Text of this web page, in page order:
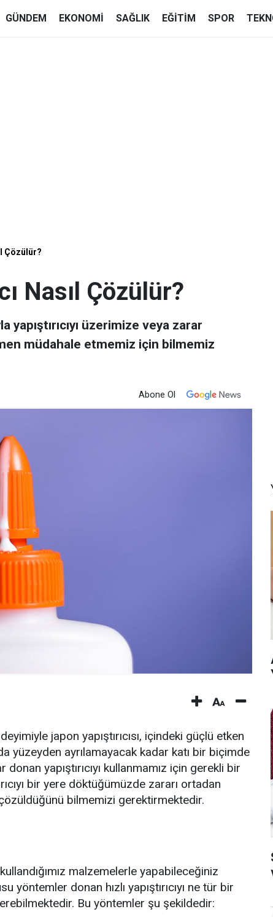
GÜNDEM EKONOMI SAĞLIK EĞITIM SPOR
Çözülür?
Nasıl Çözülür?
yapıştırıcıyı üzerimize veya zarar
müdahale etmemiz için bilmemiz
Abone Ol
japon yapıştırıcısı, içindeki güçlü etken
yüzeyden ayrılamayacak kadar katı bir biçimde
yapıştırıcıyı kullanmamız için gerekli bir
bir yere döktüğümüzde zararı ortadan
çözüldüğünü bilmemizi gerektirmektedir.
malzemelerle yapabileceğiniz
donan hızlı yapıştırıcıyı ne tür bir
Bu yöntemler şu şekildedir: